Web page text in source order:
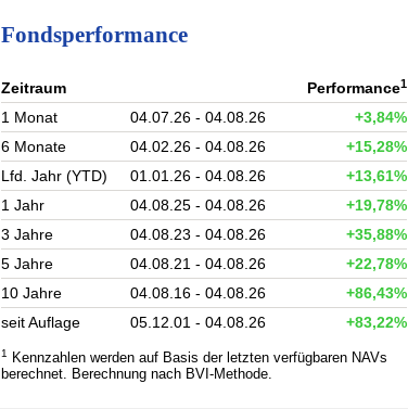
Fondsperformance
Zeitraum Performance1
1 Monat 04.07.26 - 04.08.26
+3,84%
6 Monate
04.02.26 - 04.08.26
+15,28%
Lfd. Jahr (YTD)
01.01.26 - 04.08.26
+13,61%
1 Jahr
04.08.25 - 04.08.26
+19,78%
3 Jahre
04.08.23 - 04.08.26
+35,88%
5 Jahre
04.08.21 - 04.08.26
+22,78%
10 Jahre
04.08.16 - 04.08.26
+86,43%
seit Auflage
05.12.01 - 04.08.26 +83,22%
1
Kennzahlen werden auf Basis der letzten verfügbaren NAVs
berechnet. Berechnung nach BVI-Methode.